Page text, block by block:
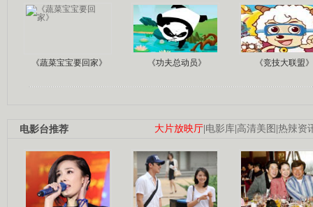
《蔬菜宝宝要回家》 《功夫总动员》 《竞技大联盟》
大片放映厅|电影库|高清美图 |热辣资
电影台推荐